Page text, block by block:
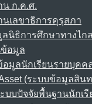
น ก.ค.ศ.
นเลขาธิการคุรุสภา
ลนิธิการศึกษาทางไก
ข้อมูล
อมูลนักเรียนรายบุคค
(ระบบข้อมูลสิน
บบปัจจัยพื้นฐานนักเ